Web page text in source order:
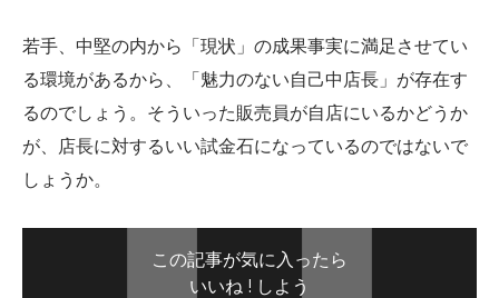
若手、中堅の内から「現状」の成果事実に満足させてい
る環境があるから、「魅力のない自己中店長」が存在す
るのでしょう。そういった販売員が自店にいるかどうか
が、店長に対するいい試金石になっているのではないで
しょうか。
この記事が気に入ったら
いいね ! しよう